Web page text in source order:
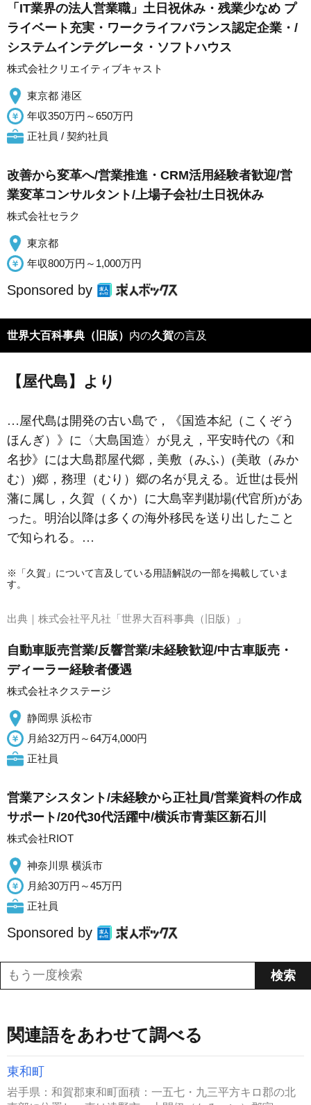
「IT業界の法人営業職」土日祝休み・残業少なめ プ
ライベート充実・ワークライフバランス認定企業・/
システムインテグレータ・ソフトハウス
株式会社クリエイティブキャスト
東京都 港区
年収350万円～650万円
正社員 / 契約社員
改善から変革へ/営業推進・CRM活用経験者歓迎/営
業変革コンサルタント/上場子会社/土日祝休み
株式会社セラク
東京都
年収800万円～1,000万円
Sponsored by
世界大百科事典（旧版） 内の久賀の言及
【屋代島】より
…屋代島は開発の古い島で，《国造本紀（こくぞう
ほんぎ）》に〈大島国造〉が見え，平安時代の《和
名抄》には大島郡屋代郷，美敷（みふ）(美敢（みか
む）)郷，務理（むり）郷の名が見える。近世は長州
藩に属し，久賀（くか）に大島宰判勘場(代官所)があ
った。明治以降は多くの海外移民を送り出したこと
で知られる。…
※「久賀」について言及している用語解説の一部を掲載していま
す。
出典｜ 株式会社平凡社「世界大百科事典（旧版）」
自動車販売営業/反響営業/未経験歓迎/中古車販売・
ディーラー経験者優遇
株式会社ネクステージ
静岡県 浜松市
月給32万円～64万4,000円
正社員
営業アシスタント/未経験から正社員/営業資料の作成
サポート/20代30代活躍中/横浜市青葉区新石川
株式会社RIOT
神奈川県 横浜市
月給30万円～45万円
正社員
Sponsored by
関連語をあわせて調べる
東和町
岩手県：和賀郡東和町面積：一五七・九三平方キロ郡の北